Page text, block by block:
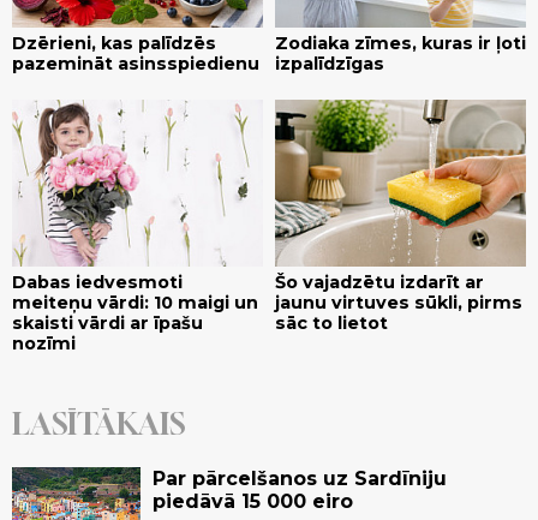
Dzērieni, kas palīdzēs
pazemināt asinsspiedienu
Zodiaka zīmes, kuras ir ļoti
izpalīdzīgas
Dabas iedvesmoti
meiteņu vārdi: 10 maigi un
skaisti vārdi ar īpašu
nozīmi
Šo vajadzētu izdarīt ar
jaunu virtuves sūkli, pirms
sāc to lietot
LASĪTĀKAIS
Par pārcelšanos uz Sardīniju
piedāvā 15 000 eiro